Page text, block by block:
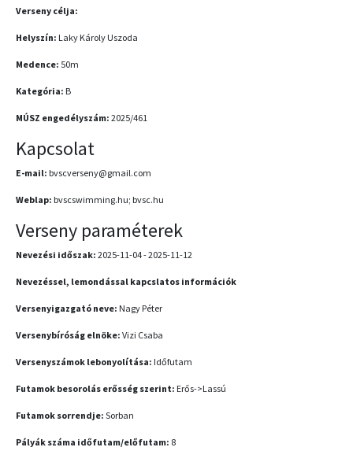
Verseny célja:
Helyszín: Laky Károly Uszoda
Medence: 50m
Kategória: B
MÚSZ engedélyszám: 2025/461
Kapcsolat
E-mail: bvscverseny@gmail.com
Weblap: bvscswimming.hu; bvsc.hu
Verseny paraméterek
Nevezési időszak: 2025-11-04 - 2025-11-12
Nevezéssel, lemondással kapcslatos információk
Versenyigazgató neve: Nagy Péter
Versenybíróság elnöke: Vizi Csaba
Versenyszámok lebonyolítása: Időfutam
Futamok besorolás erősség szerint: Erős->Lassú
Futamok sorrendje: Sorban
Pályák száma időfutam/előfutam: 8